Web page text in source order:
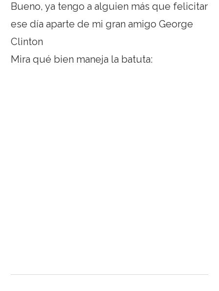
Bueno, ya tengo a alguien más que felicitar
ese día aparte de mi gran amigo George
Clinton
Mira qué bien maneja la batuta: